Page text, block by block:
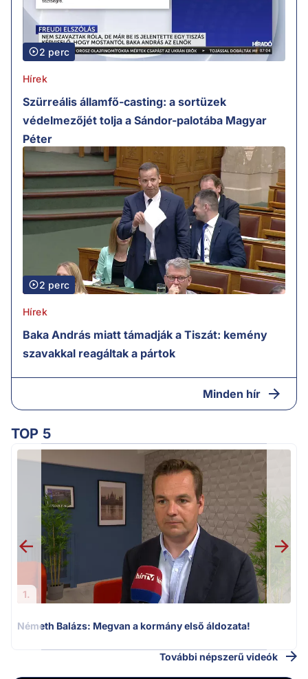
2 perc
Hírek
Szürreális államfő-casting: a sortüzek
védelmezőjét tolja a Sándor-palotába Magyar
Péter
2 perc
Hírek
Baka András miatt támadják a Tiszát: kemény
szavakkal reagáltak a pártok
Minden hír
TOP 5
1.
Németh Balázs: Megvan a kormány első áldozata!
További népszerű videók